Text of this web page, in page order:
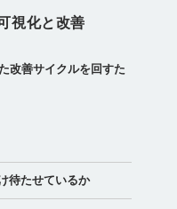
視化と改善
改善サイクルを回すた
待たせているか